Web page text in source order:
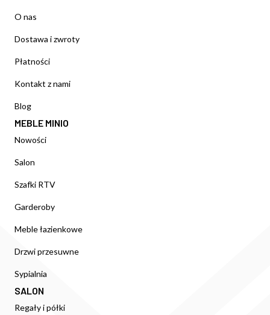
O nas
Dostawa i zwroty
Płatności
Kontakt z nami
Blog
MEBLE MINIO
Nowości
Salon
Szafki RTV
Garderoby
Meble łazienkowe
Drzwi przesuwne
Sypialnia
SALON
Regały i półki